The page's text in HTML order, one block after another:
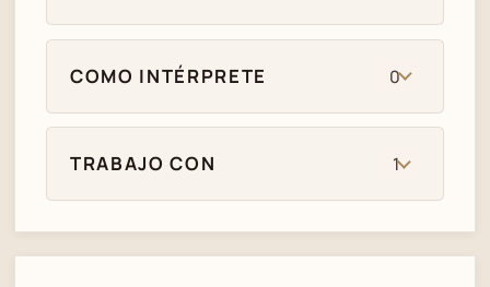
COMO INTÉRPRETE 0
TRABAJO CON 1